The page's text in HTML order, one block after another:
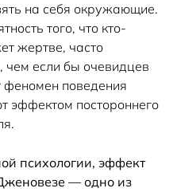
на себя окружающие.
того, что кто-
жертве, часто
чем если бы очевидцев
поведения
эффектом постороннего
психологии, эффект
— одно из